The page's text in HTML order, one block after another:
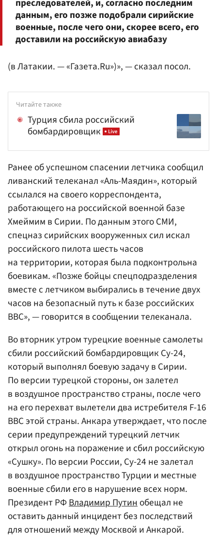
преследователей, и, согласно последним
данным, его позже подобрали сирийские
военные, после чего они, скорее всего, его
доставили на российскую авиабазу
(в Латакии. — «Газета.Ru»)», — сказал посол.
Читайте также
Турция сбила российский
бомбардировщик
Ранее об успешном спасении летчика сообщил
ливанский телеканал «Аль-Маядин», который
ссылался на своего корреспондента,
работающего на российской военной базе
Хмеймим в Сирии. По данным этого СМИ,
спецназ сирийских вооруженных сил искал
российского пилота шесть часов
на территории, которая была подконтрольна
боевикам. «Позже бойцы спецподразделения
вместе с летчиком выбирались в течение двух
часов на безопасный путь к базе российских
ВВС», — говорится в сообщении телеканала.
Во вторник утром турецкие военные самолеты
сбили российский бомбардировщик Су-24,
который выполнял боевую задачу в Сирии.
По версии турецкой стороны, он залетел
в воздушное пространство страны, после чего
на его перехват вылетели два истребителя F-16
ВВС этой страны. Анкара утверждает, что после
серии предупреждений турецкий летчик
открыл огонь на поражение и сбил российскую
«Сушку». По версии России, Су-24 не залетал
в воздушное пространство Турции и местные
военные сбили его в нарушение всех норм.
Президент РФВладимир Путинобещал не
оставить данный инцидент без последствий
для отношений между Москвой и Анкарой.